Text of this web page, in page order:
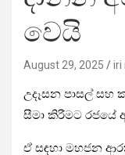
වෙයි
August 29, 2025 iri
උදෑසන පාසල් සහ
සීමා කිරීමට රජයේ
ඒ සඳහා මහජන